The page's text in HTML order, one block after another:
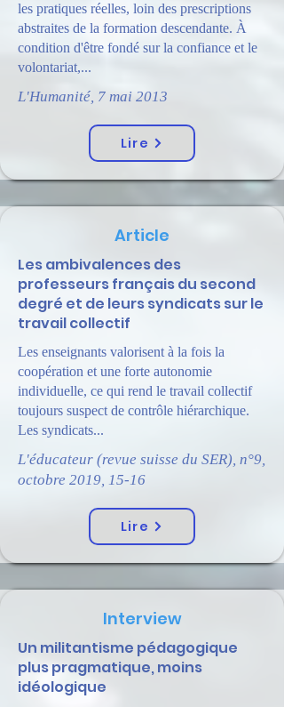
les pratiques réelles, loin des prescriptions
abstraites de la formation descendante. À
condition d'être fondé sur la confiance et le
volontariat,...
L'Humanité, 7 mai 2013
Lire
Article
Les ambivalences des
professeurs français du second
degré et de leurs syndicats sur le
travail collectif
Les enseignants valorisent à la fois la
coopération et une forte autonomie
individuelle, ce qui rend le travail collectif
toujours suspect de contrôle hiérarchique.
Les syndicats...
L'éducateur (revue suisse du SER), n°9,
octobre 2019, 15-16
Lire
Interview
Un militantisme pédagogique
plus pragmatique, moins
idéologique